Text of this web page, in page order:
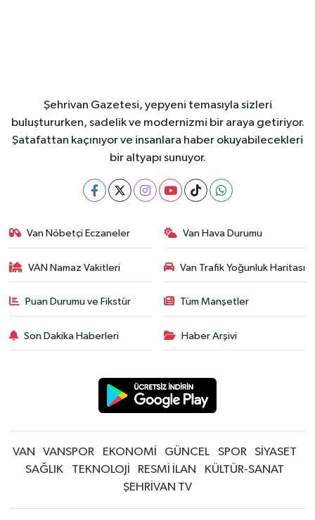
Şehrivan Gazetesi, yepyeni temasıyla sizleri
buluştururken, sadelik ve modernizmi bir araya getiriyor.
Şatafattan kaçınıyor ve insanlara haber okuyabilecekleri
bir altyapı sunuyor.
Van Nöbetçi Eczaneler Van Hava Durumu
VAN Namaz Vakitleri Van Trafik Yoğunluk Haritası
Puan Durumu ve Fikstür Tüm Manşetler
Son Dakika Haberleri Haber Arşivi
VAN VANSPOR EKONOMİ GÜNCEL SPOR
SİYASET
SAĞLIK
TEKNOLOJİ RESMİ İLAN
KÜLTÜR-SANAT
ŞEHRİVAN TV